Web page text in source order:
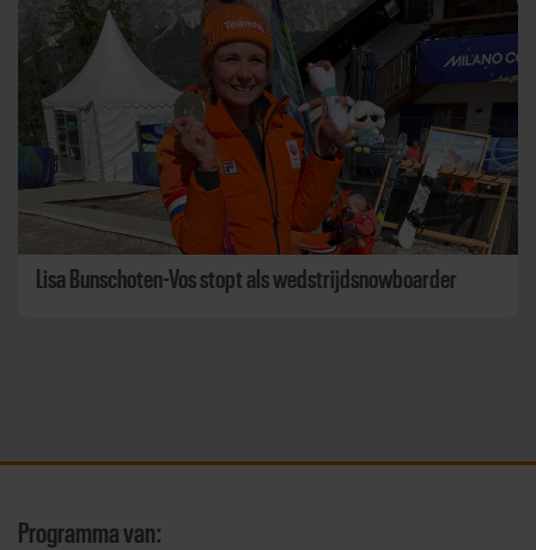
Lisa Bunschoten-Vos stopt als wedstrijdsnowboarder
Programma van: